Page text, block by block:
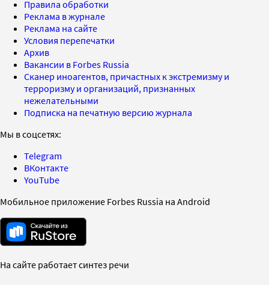
Правила обработки
Реклама в журнале
Реклама на сайте
Условия перепечатки
Архив
Вакансии в Forbes Russia
Сканер иноагентов, причастных к экстремизму и
терроризму и организаций, признанных
нежелательными
Подписка на печатную версию журнала
Мы в соцсетях:
Telegram
ВКонтакте
YouTube
Мобильное приложение Forbes Russia на Android
На сайте работает синтез речи